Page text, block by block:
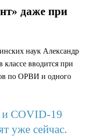
даже при
наук Александр
вводится при
по ОРВИ и одного
COVID-19
уже сейчас.